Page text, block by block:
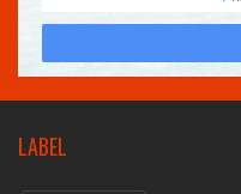
LABEL